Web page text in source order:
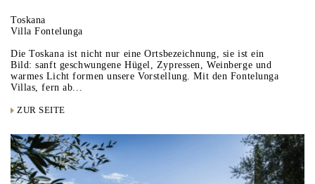
Toskana
Villa Fontelunga
Die Toskana ist nicht nur eine Ortsbezeichnung, sie ist ein
Bild: sanft geschwungene Hügel, Zypressen, Weinberge und
warmes Licht formen unsere Vorstellung. Mit den Fontelunga
Villas, fern ab...
ZUR SEITE